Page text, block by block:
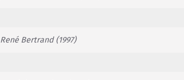
René Bertrand (1997)